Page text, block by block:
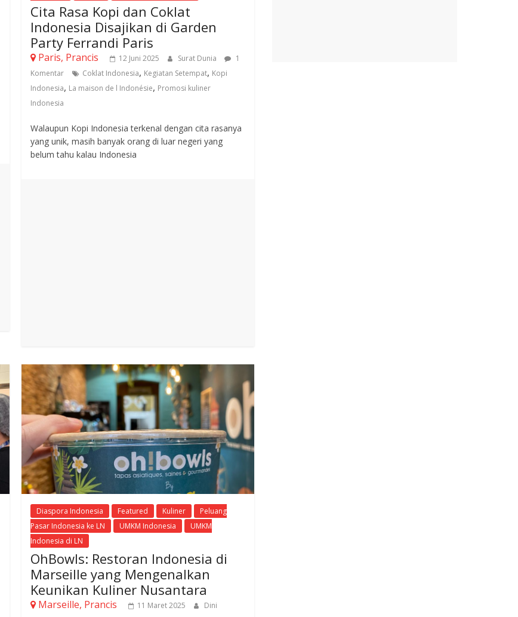
Cita Rasa Kopi dan Coklat
Indonesia Disajikan di Garden
Party Ferrandi Paris
Paris, Prancis 12 Juni 2025 Surat Dunia
1
Komentar
Coklat Indonesia, Kegiatan Setempat, Kopi
Indonesia, La maison de l Indonésie, Promosi kuliner
Indonesia
Walaupun Kopi Indonesia terkenal dengan cita rasanya
yang unik, masih banyak orang di luar negeri yang
belum tahu kalau Indonesia
Diaspora Indonesia Featured Kuliner
Peluang
Pasar Indonesia ke LN
UMKM Indonesia
UMKM
Indonesia di LN
OhBowls: Restoran Indonesia di
Marseille yang Mengenalkan
Keunikan Kuliner Nusantara
Marseille, Prancis 11 Maret 2025
Dini